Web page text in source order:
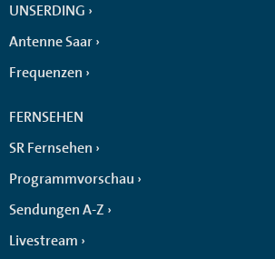
UNSERDING
Antenne Saar
Frequenzen
FERNSEHEN
SR Fernsehen
Programmvorschau
Sendungen A-Z
Livestream